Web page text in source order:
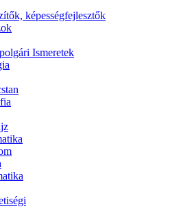
képességfejlesztők
Ismeretek